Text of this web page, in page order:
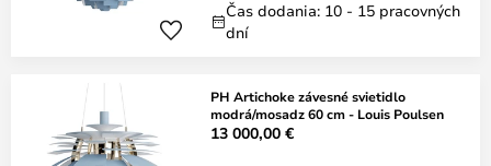
Čas dodania: 10 - 15 pracovných
dní
PH Artichoke závesné svietidlo
modrá/mosadz 60 cm - Louis Poulsen
13 000,00 €